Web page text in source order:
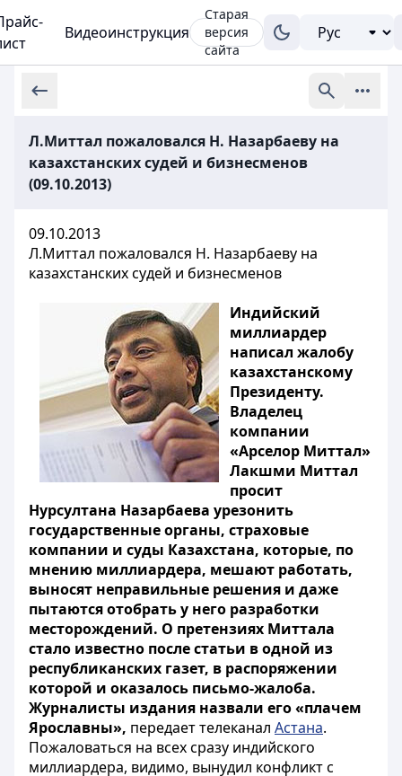
Видеоинструкция
Старая
версия
сайта
Л.Миттал пожаловался Н. Назарбаеву на
казахстанских судей и бизнесменов
(09.10.2013)
09.10.2013
Л.Миттал пожаловался Н. Назарбаеву на
казахстанских судей и бизнесменов
Индийский
миллиардер
написал жалобу
казахстанскому
Президенту.
Владелец
компании
«Арселор Миттал»
Лакшми Миттал
просит
Нурсултана Назарбаева урезонить
государственные органы, страховые
компании и суды Казахстана, которые, по
мнению миллиардера, мешают работать,
выносят неправильные решения и даже
пытаются отобрать у него разработки
месторождений. О претензиях Миттала
стало известно после статьи в одной из
республиканских газет, в распоряжении
которой и оказалось письмо-жалоба.
Журналисты издания назвали его «плачем
Ярославны», передает телеканал Астана.
Пожаловаться на всех сразу индийского
миллиардера, видимо, вынудил конфликт с